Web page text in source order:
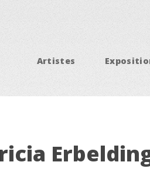
Artistes